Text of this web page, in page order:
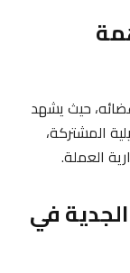
حيث يشهد
المشتركة،
العملة.
في